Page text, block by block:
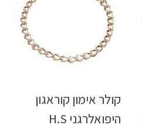
קולר אימון קוראגון
היפואלרגני H.S